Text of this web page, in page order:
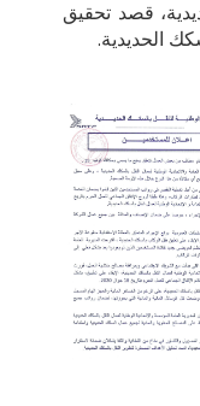
قصد تحقيق
الحديدية.